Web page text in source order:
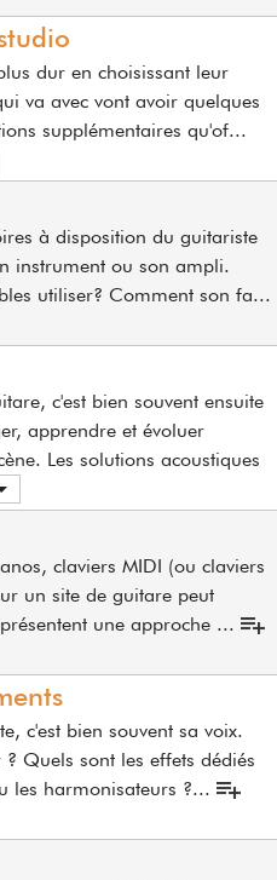
dur en choisissant leur
va avec vont avoir quelques
supplémentaires qu'of...
à disposition du guitariste
instrument ou son ampli.
utiliser? Comment son fa...
c'est bien souvent ensuite
apprendre et évoluer
Les solutions acoustiques
claviers MIDI (ou claviers
un site de guitare peut
une approche ...
c'est bien souvent sa voix.
Quels sont les effets dédiés
les harmonisateurs ?...